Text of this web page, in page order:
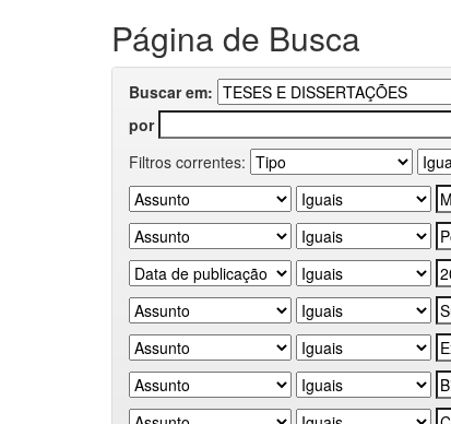
Página de Busca
Buscar em:
por
Filtros correntes: